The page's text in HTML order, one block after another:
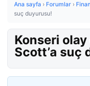
Ana sayfa › Forumlar ›
suç duyurusu!
Konseri
Scott’a suç